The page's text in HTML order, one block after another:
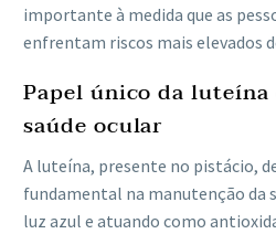
importante à medida que as
enfrentam riscos mais elevados
Papel único da
saúde ocular
A luteína, presente no pistácio,
fundamental na manutenção da
luz azul e atuando como